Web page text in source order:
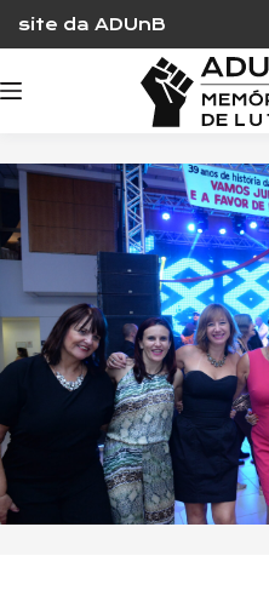
content
site da ADUnB